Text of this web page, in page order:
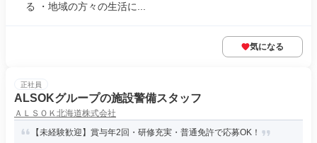
る ・地域の方々の生活に...
気になる
正社員
ALSOKグループの施設警備スタッフ
ＡＬＳＯＫ北海道株式会社
【未経験歓迎】賞与年2回・研修充実・普通免許で応募OK！